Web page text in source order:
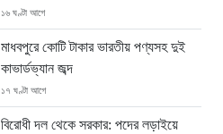
১৬ ঘণ্টা আগে
মাধবপুরে কোটি টাকার ভারতীয় পণ্যসহ দুই
কাভার্ডভ্যান জব্দ
১৭ ঘণ্টা আগে
বিরোধী দল থেকে সরকার: পদের লড়াইয়ে